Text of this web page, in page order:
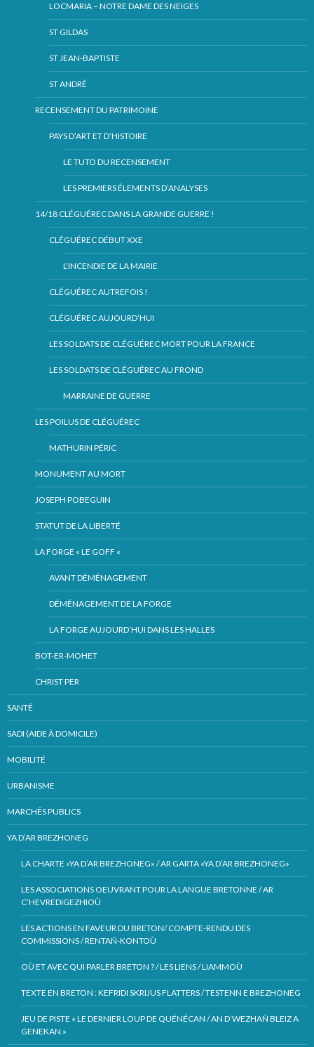
LOCMARIA – NOTRE DAME DES NEIGES
ST GILDAS
ST JEAN-BAPTISTE
ST ANDRÉ
RECENSEMENT DU PATRIMOINE
PAYS D’ART ET D’HISTOIRE
LE TUTO DU RECENSEMENT
LES PREMIERS ÉLEMENTS D’ANALYSES
14/18 CLÉGUÉREC DANS LA GRANDE GUERRE !
CLÉGUÉREC DÉBUT XXE
L’INCENDIE DE LA MAIRIE
CLÉGUÉREC AUTREFOIS !
CLÉGUÉREC AUJOURD’HUI
LES SOLDATS DE CLÉGUÉREC MORT POUR LA FRANCE
LES SOLDATS DE CLÉGUÉREC AU FROND
MARRAINE DE GUERRE
LES POILUS DE CLÉGUÉREC
MATHURIN PÉRIC
MONUMENT AU MORT
JOSEPH POBEGUIN
STATUT DE LA LIBERTÉ
LA FORGE « LE GOFF «
AVANT DÉMÉNAGEMENT
DÉMÉNAGEMENT DE LA FORGE
LA FORGE AUJOURD’HUI DANS LES HALLES
BOT-ER-MOHET
CHRIST PER
SANTÉ
SADI (AIDE À DOMICILE)
MOBILITÉ
URBANISME
MARCHÉS PUBLICS
YA D’AR BREZHONEG
LA CHARTE «YA D’AR BREZHONEG» / AR GARTA «YA D’AR BREZHONEG»
LES ASSOCIATIONS OEUVRANT POUR LA LANGUE BRETONNE / AR
C’HEVREDIGEZHIOÙ
LES ACTIONS EN FAVEUR DU BRETON/ COMPTE-RENDU DES
COMMISSIONS / RENTAÑ-KONTOÙ
OÙ ET AVEC QUI PARLER BRETON ? / LES LIENS / LIAMMOÙ
TEXTE EN BRETON : KEFRIDI SKRIJUS FLATTERS / TESTENN E BREZHONEG
JEU DE PISTE « LE DERNIER LOUP DE QUÉNÉCAN / AN D’WEZHAÑ BLEIZ A
GENEKAN »